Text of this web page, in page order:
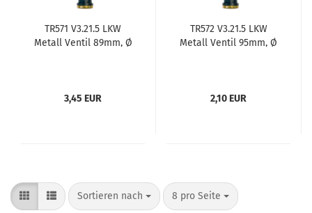
TR571 V3.21.5 LKW
Metall Ventil 89mm, Ø
3,45 EUR
TR572 V3.21.5 LKW
Metall Ventil 95mm, Ø
2,10 EUR
Sortieren nach 8 pro Seite